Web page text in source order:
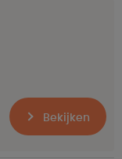
Bekijken